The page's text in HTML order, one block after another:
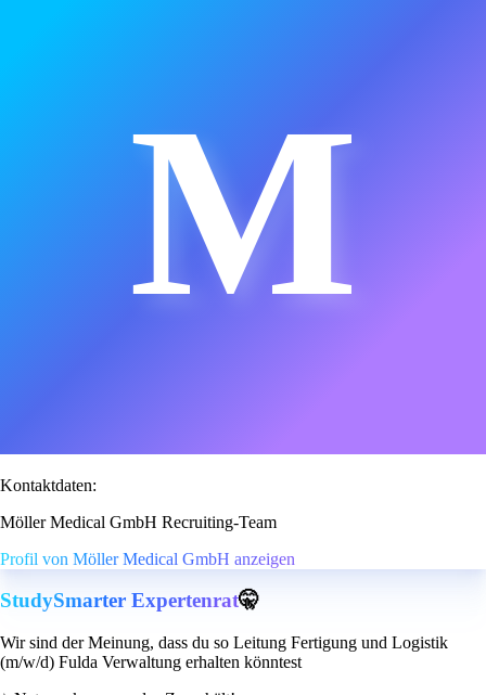
M
Kontaktdaten:
Möller Medical GmbH Recruiting-Team
Profil von Möller Medical GmbH anzeigen
StudySmarter Expertenrat🤫
Wir sind der Meinung, dass du so Leitung Fertigung und Logistik
(m/w/d) Fulda Verwaltung erhalten könntest